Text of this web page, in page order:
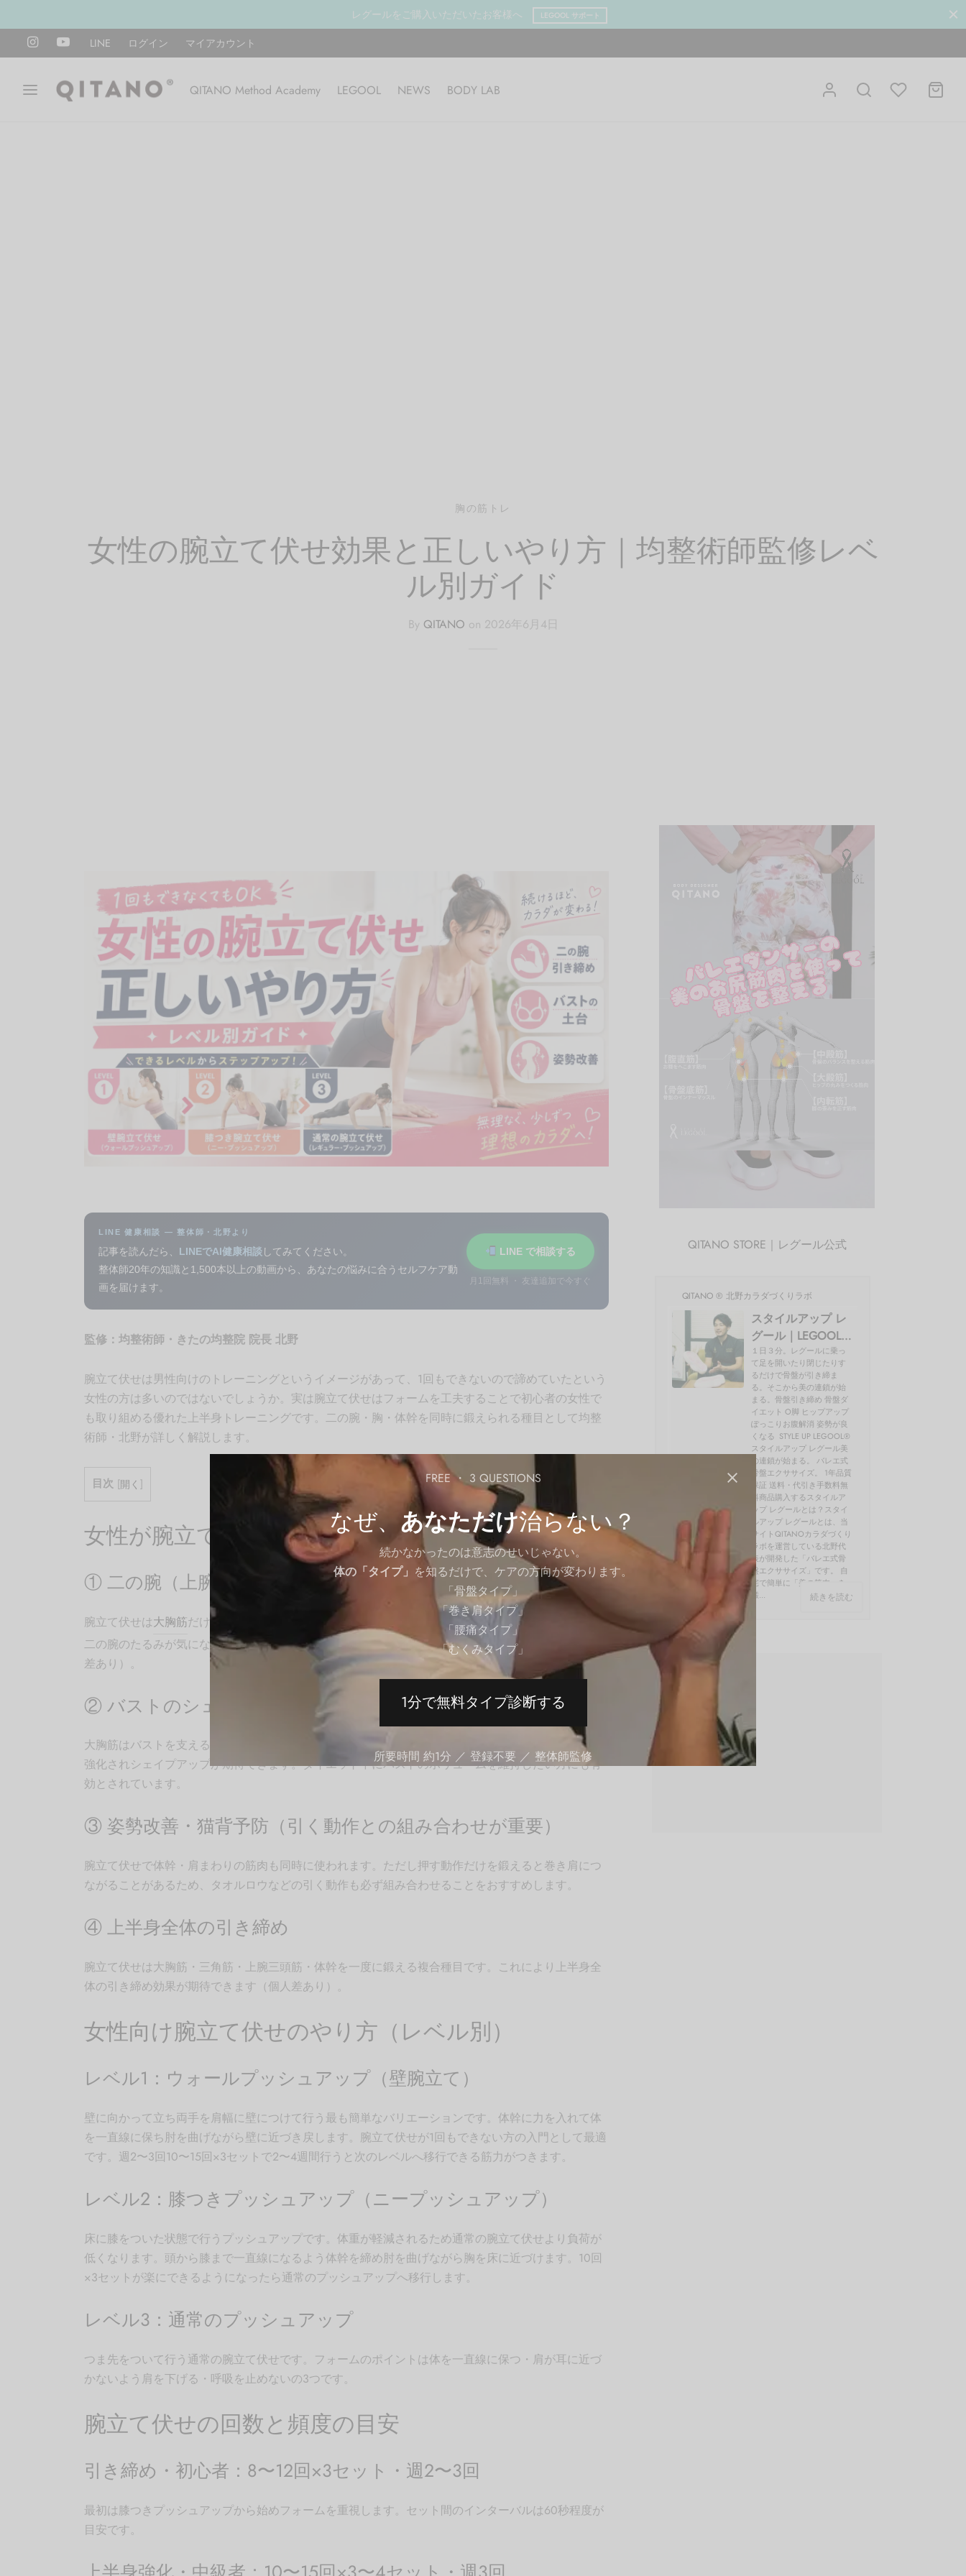
FREE ・ 3 QUESTIONS
なぜ、あなただけ治らない？
続かなかったのは意志のせいじゃない。
体の「タイプ」 を知るだけで、ケアの方向が変わります。
「骨盤タイプ」
「巻き肩タイプ」
「腰痛タイプ」
「むくみタイプ」
1分で無料タイプ診断する
所要時間 約1分 ／ 登録不要 ／ 整体師監修
レグールをご購入いただいたお客様へ LEGOOL サポート
LINE ログイン マイアカウント
QITANO Method Academy LEGOOL NEWS BODY LAB
胸の筋トレ
女性の腕立て伏せ効果と正しいやり方｜均整術師監修レベ
ル別ガイド
By QITANO on 2026年6月4日
LINE 健康相談 — 整体師・北野より
記事を読んだら、 LINEでAI健康相談 してみてください。
整体師20年の知識と1,500本以上の動画から、あなたの悩みに合うセルフケア動
画を届けます。
LINE で相談する
月1回無料 ・ 友達追加で今すぐ
監修：均整術師・きたの均整院 院長 北野
腕立て伏せは男性向けのトレーニングというイメージがあって、1回もできないので諦めていたという
女性の方は多いのではないでしょうか。実は腕立て伏せはフォームを工夫することで初心者の女性で
も取り組める優れた上半身トレーニングです。二の腕・胸・体幹を同時に鍛えられる種目として均整
術師・北野が詳しく解説します。
目次 [開く ]
女性が腕立て伏せをやるメリット4選
① 二の腕（上腕三頭筋）の引き締め
腕立て伏せは大胸筋だけでなく腕の後ろ側にある
も効果的に鍛えられます。上腕三頭筋は
二の腕のたるみが気になる部位であり継続することで引き締まった腕のラインが期待できます（個人
差あり）。
② バストのシェイプアップ
大胸筋はバストを支える土台となる筋肉です。大胸筋を鍛えることでバストを下から持ち上げる力が
強化されシェイプアップが期待できます。ダイエット中にバストのボリュームを維持したい方にも有
効とされています。
③ 姿勢改善・猫背予防（引く動作との組み合わせが重要）
腕立て伏せで体幹・肩まわりの筋肉も同時に使われます。ただし押す動作だけを鍛えると巻き肩につ
ながることがあるため、タオルロウなどの引く動作も必ず組み合わせることをおすすめします。
④ 上半身全体の引き締め
腕立て伏せは大胸筋・三角筋・上腕三頭筋・体幹を一度に鍛える複合種目です。これにより上半身全
体の引き締め効果が期待できます（個人差あり）。
女性向け腕立て伏せのやり方（レベル別）
レベル1：ウォールプッシュアップ（壁腕立て）
壁に向かって立ち両手を肩幅に壁につけて行う最も簡単なバリエーションです。体幹に力を入れて体
を一直線に保ち肘を曲げながら壁に近づき戻します。腕立て伏せが1回もできない方の入門として最適
です。週2〜3回10〜15回×3セットで2〜4週間行うと次のレベルへ移行できる筋力がつきます。
レベル2：膝つきプッシュアップ（ニープッシュアップ）
床に膝をついた状態で行うプッシュアップです。体重が軽減されるため通常の腕立て伏せより負荷が
低くなります。頭から膝まで一直線になるよう体幹を締め肘を曲げながら胸を床に近づけます。10回
×3セットが楽にできるようになったら通常のプッシュアップへ移行します。
レベル3：通常のプッシュアップ
つま先をついて行う通常の腕立て伏せです。フォームのポイントは体を一直線に保つ・肩が耳に近づ
かないよう肩を下げる・呼吸を止めないの3つです。
腕立て伏せの回数と頻度の目安
引き締め・初心者：8〜12回×3セット・週2〜3回
最初は膝つきプッシュアップから始めフォームを重視します。セット間のインターバルは60秒程度が
目安です。
QITANO STORE｜レグール公式
QITANO ® 北野カラダづくりラボ
スタイルアップ レ
グール｜LEGOOL®
使い方、効果を開
発者の北野が解説
１日３分。レグールに乗っ
て足を開いたり閉じたりす
るだけで骨盤が引き締ま
る。そこから美の連鎖が始
まる。骨盤引き締め 骨盤ダ
イエット O脚 ヒップアップ
ぽっこりお腹解消 姿勢が良
くなる STYLE UP LEGOOL®
スタイルアップ レグール美
の連鎖が始まる。 バレエ式
骨盤エクササイズ。 1年品質
保証 送料・代引き手数料無
料商品購入するスタイルア
ップ レグールとは？スタイ
ルアップ レグールとは、当
サイトQITANOカラダづくり
ラボを運営している北野代
表が開発した「バレエ式骨
盤エクササイズ」です。 自
宅で簡単に「美の筋肉」を
鍛...
続きを読む